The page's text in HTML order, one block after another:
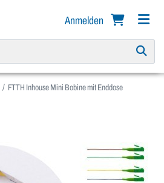
Anmelden
FTTH Inhouse Mini Bobine mit Enddose